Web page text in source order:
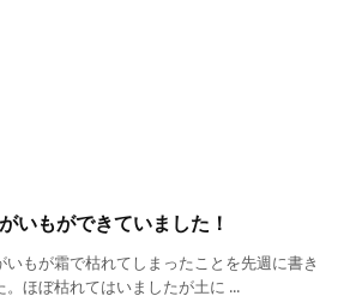
いもができていました！
いもが霜で枯れてしまったことを先週に書き
。ほぼ枯れてはいましたが土に ...